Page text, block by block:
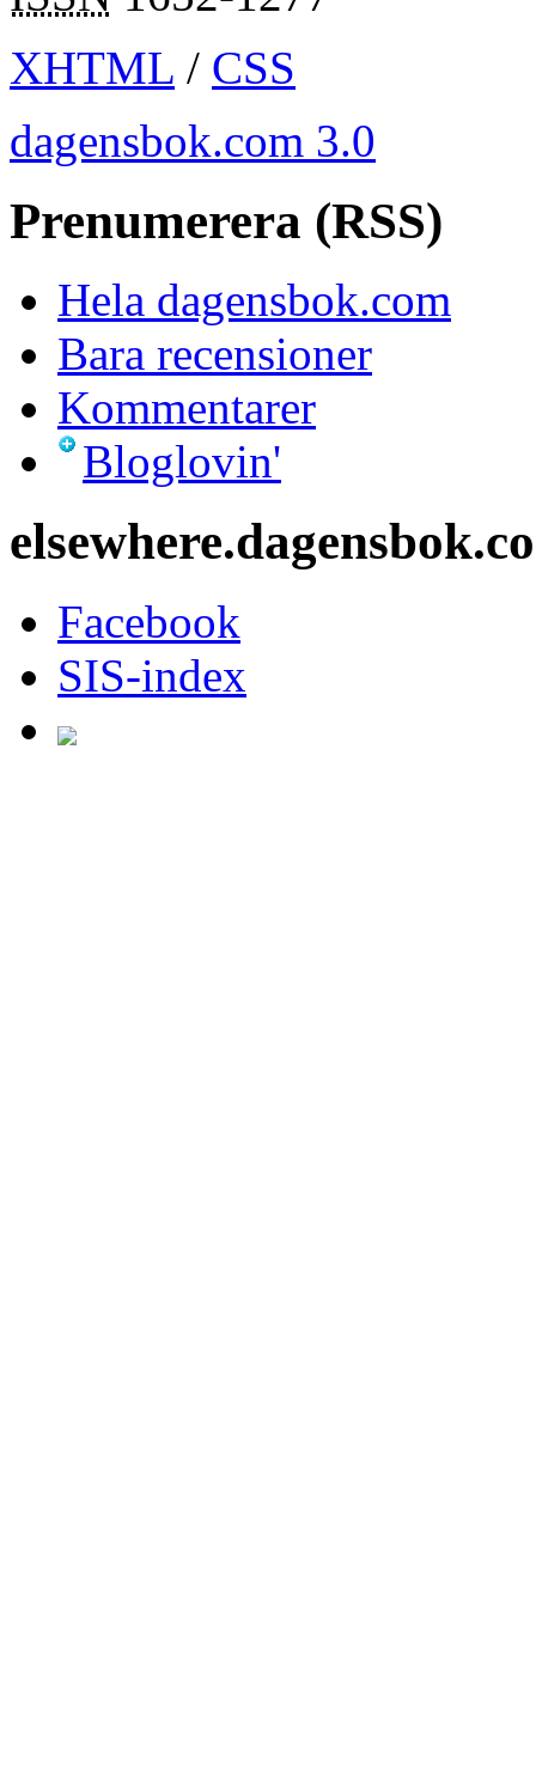
XHTML / CSS
dagensbok.com 3.0
Prenumerera (RSS)
Hela dagensbok.com
Bara recensioner
Kommentarer
Bloglovin'
Facebook
SIS-index